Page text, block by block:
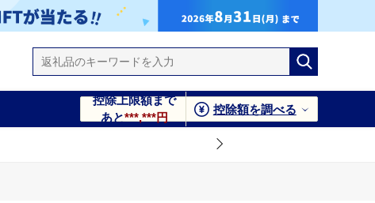
控除上限額まで
あと***,***円
控除額を調べる